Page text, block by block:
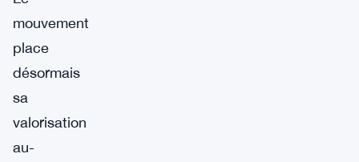
mouvement
place
désormais
sa
valorisation
au-